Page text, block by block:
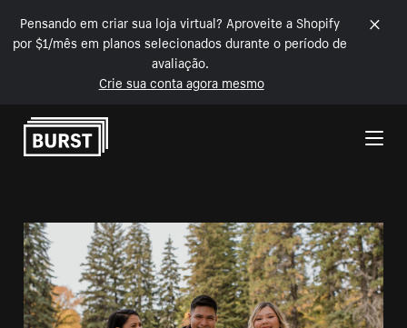
Pensando em criar sua loja virtual? Aproveite a Shopify
por $1/mês em planos selecionados durante o período de
avaliação.
Crie sua conta agora mesmo
Pular para o conteúdo